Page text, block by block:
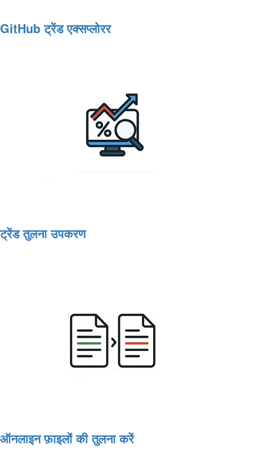
GitHub ट्रेंड एक्सप्लोरर
ट्रेंड तुलना उपकरण
ऑनलाइन फ़ाइलों की तुलना करें